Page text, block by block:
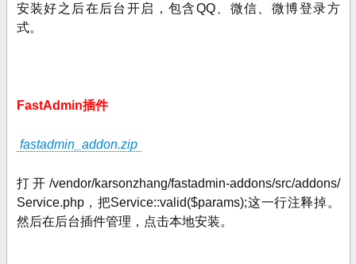
安装好之后在后台开启，包含QQ、微信、微博登录方
式。
FastAdmin插件
fastadmin_addon.zip
打开/vendor/karsonzhang/fastadmin-addons/src/addons/
Service.php，把Service::valid($params);这一行注释掉。
然后在后台插件管理，点击本地安装。